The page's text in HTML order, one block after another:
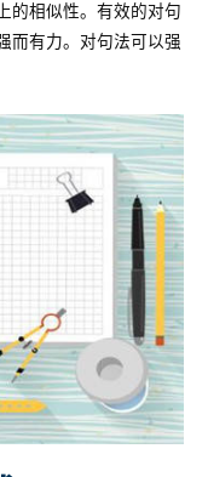
的相似性。有效的对句
而有力。对句法可以强